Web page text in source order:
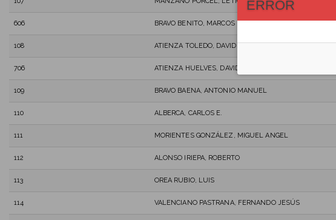
606 BRAVO BENITO, MARCOS
108 ATIENZA TOLEDO, DAVID
706 ATIENZA HUELVES, DAVID
109 BRAVO BAENA, ANTONIO MANUEL
110 ALBERCA, CARLOS E.
111 MORIENTES GONZÁLEZ, MIGUEL ANGEL
112 ALONSO IRIEPA, ROBERTO
113 OREA RUBIO, LUIS
114 VALENCIANO PASTRANA, FERNANDO JESÚS
ERROR